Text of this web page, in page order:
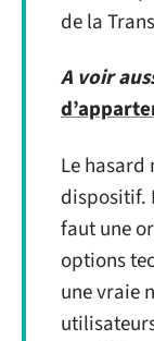
de la
A voir
Le hasard
dispositif.
faut une
options
une vraie